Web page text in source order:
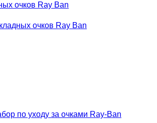
очков Ray Ban
по уходу за очками Ray-Ban